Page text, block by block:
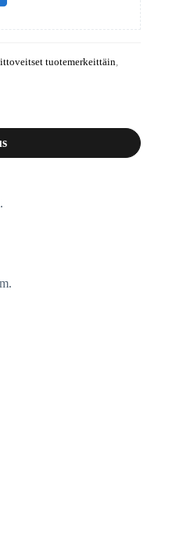
tuotemerkeittäin,